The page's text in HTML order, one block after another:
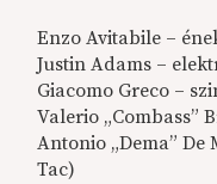
Enzo Avitabile –
Justin Adams –
Giacomo Greco –
Valerio „Combass”
Antonio „Dema”
Tac)